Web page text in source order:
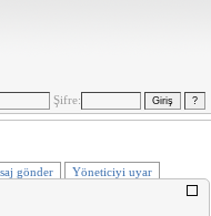
Şifre:
gönder Yöneticiyi uyar